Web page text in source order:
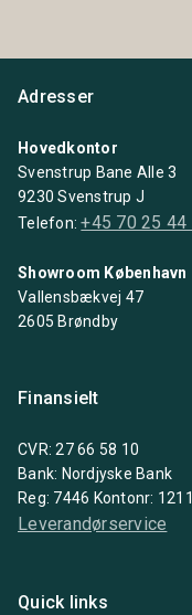
Adresser
Hovedkontor
Svenstrup Bane Alle 3
9230 Svenstrup J
Telefon:+45 70 25 44
Showroom København
Vallensbækvej 47
2605 Brøndby
Finansielt
CVR: 27 66 58 10
Bank: Nordjyske Bank
Reg: 7446 Kontonr:
Leverandørservice
Quick links